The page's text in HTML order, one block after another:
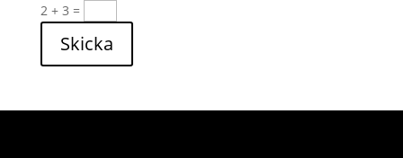
2 + 3 =
Skicka